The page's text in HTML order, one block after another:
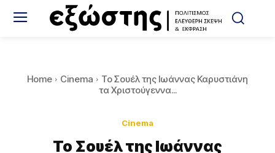
Home Cinema
Το Σουέλ της Ιωάννας Καρυστιάνη
τα Χριστούγεννα...
Cinema
Το Σουέλ της Ιωάννας